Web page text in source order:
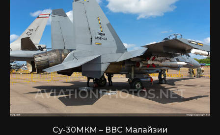
Су-30МКМ – ВВС Малайзии